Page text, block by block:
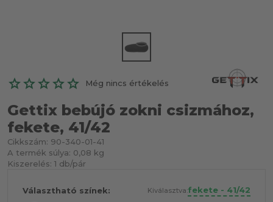
Még nincs értékelés
Gettix bebújó zokni csizmához,
fekete, 41/42
Cikkszám: 90-340-01-41
A termék súlya: 0,08 kg
Kiszerelés: 1 db/pár
Választható színek: Kiválasztva:fekete - 41/42